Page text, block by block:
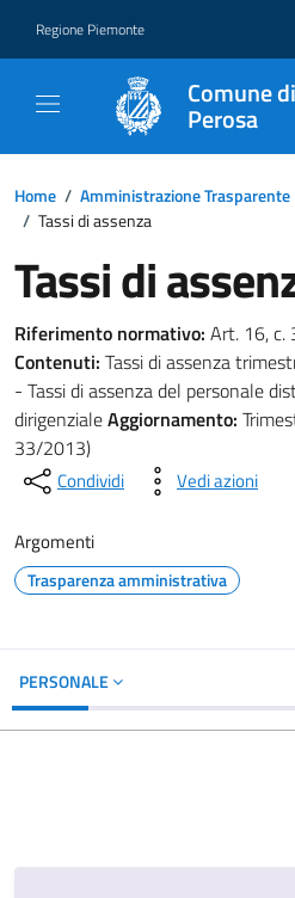
Regione Piemonte
Comune
Perosa
Home / Amministrazione Trasparente
/ Tassi di assenza
Tassi di
Riferimento normativo: Art. 16, c.
Contenuti: Tassi di assenza
- Tassi di assenza del personale
dirigenzialeAggiornamento:
33/2013)
Condividi Vedi azioni
Argomenti
Trasparenza amministrativa
PERSONALE